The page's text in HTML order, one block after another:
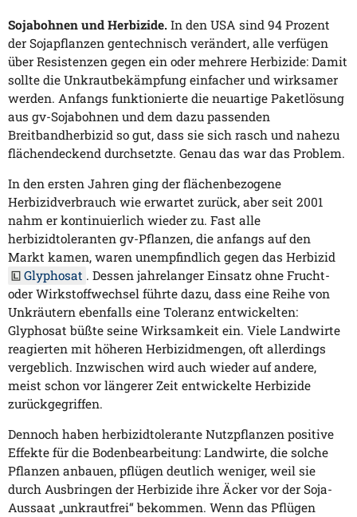
Sojabohnen und Herbizide. In den USA sind 94 Prozent
der Sojapflanzen gentechnisch verändert, alle verfügen
über Resistenzen gegen ein oder mehrere Herbizide: Damit
sollte die Unkrautbekämpfung einfacher und wirksamer
werden. Anfangs funktionierte die neuartige Paketlösung
aus gv-Sojabohnen und dem dazu passenden
Breitbandherbizid so gut, dass sie sich rasch und nahezu
flächendeckend durchsetzte. Genau das war das Problem.
In den ersten Jahren ging der flächenbezogene
Herbizidverbrauch wie erwartet zurück, aber seit 2001
nahm er kontinuierlich wieder zu. Fast alle
herbizidtoleranten gv-Pflanzen, die anfangs auf den
Markt kamen, waren unempfindlich gegen das Herbizid
Glyphosat . Dessen jahrelanger Einsatz ohne Frucht-
oder Wirkstoffwechsel führte dazu, dass eine Reihe von
Unkräutern ebenfalls eine Toleranz entwickelten:
Glyphosat büßte seine Wirksamkeit ein. Viele Landwirte
reagierten mit höheren Herbizidmengen, oft allerdings
vergeblich. Inzwischen wird auch wieder auf andere,
meist schon vor längerer Zeit entwickelte Herbizide
zurückgegriffen.
Dennoch haben herbizidtolerante Nutzpflanzen positive
Effekte für die Bodenbearbeitung: Landwirte, die solche
Pflanzen anbauen, pflügen deutlich weniger, weil sie
durch Ausbringen der Herbizide ihre Äcker vor der Soja-
Aussaat „unkrautfrei“ bekommen. Wenn das Pflügen